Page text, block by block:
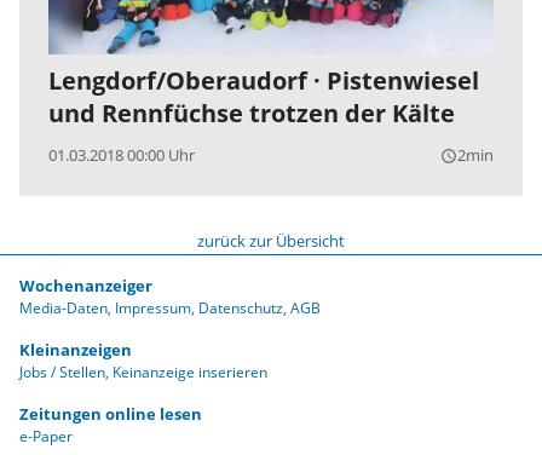
Lengdorf/Oberaudorf · Pistenwiesel
und Rennfüchse trotzen der Kälte
01.03.2018 00:00 Uhr query_builder2min
zurück zur Übersicht
Wochenanzeiger
Media-Daten Impressum Datenschutz AGB
Kleinanzeigen
Jobs / Stellen Keinanzeige inserieren
Zeitungen online lesen
e-Paper